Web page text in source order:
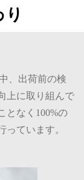
、出荷前の検
上に取り組んで
となく100%の
っています。